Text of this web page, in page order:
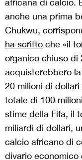
anche una prima
Chukwu,
ha scritto che «il
organico chiuso di
acquisterebbero
20 milioni di
totale di 100
stime della Fifa, il
miliardi di dollari,
calcio africano di
divario economico